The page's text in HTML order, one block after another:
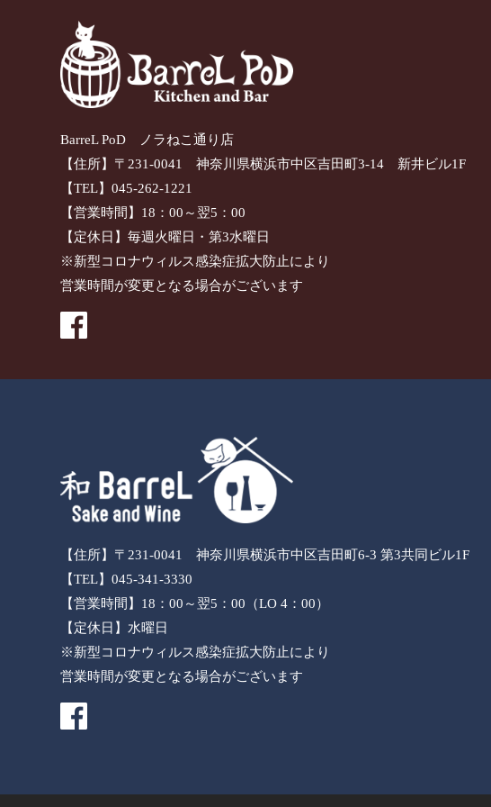
BarreL PoD ノラねこ通り店
【住所】〒231-0041 神奈川県横浜市中区吉田町3-14 新井ビル1F
【TEL】045-262-1221
【営業時間】18：00～翌5：00
【定休日】毎週火曜日・第3水曜日
※新型コロナウィルス感染症拡大防止により
営業時間が変更となる場合がございます
【住所】〒231-0041 神奈川県横浜市中区吉田町6-3 第3共同ビル1F
【TEL】045-341-3330
【営業時間】18：00～翌5：00（LO 4：00）
【定休日】水曜日
※新型コロナウィルス感染症拡大防止により
営業時間が変更となる場合がございます